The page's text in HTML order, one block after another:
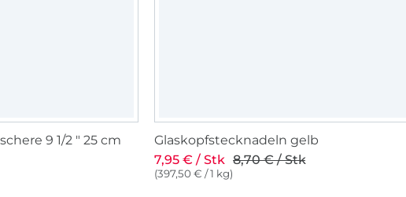
9 1/2 " 25 cm
Glaskopfstecknadeln gelb
7,95 € / Stk 8,70 € / Stk
(397,50 € / 1 kg)